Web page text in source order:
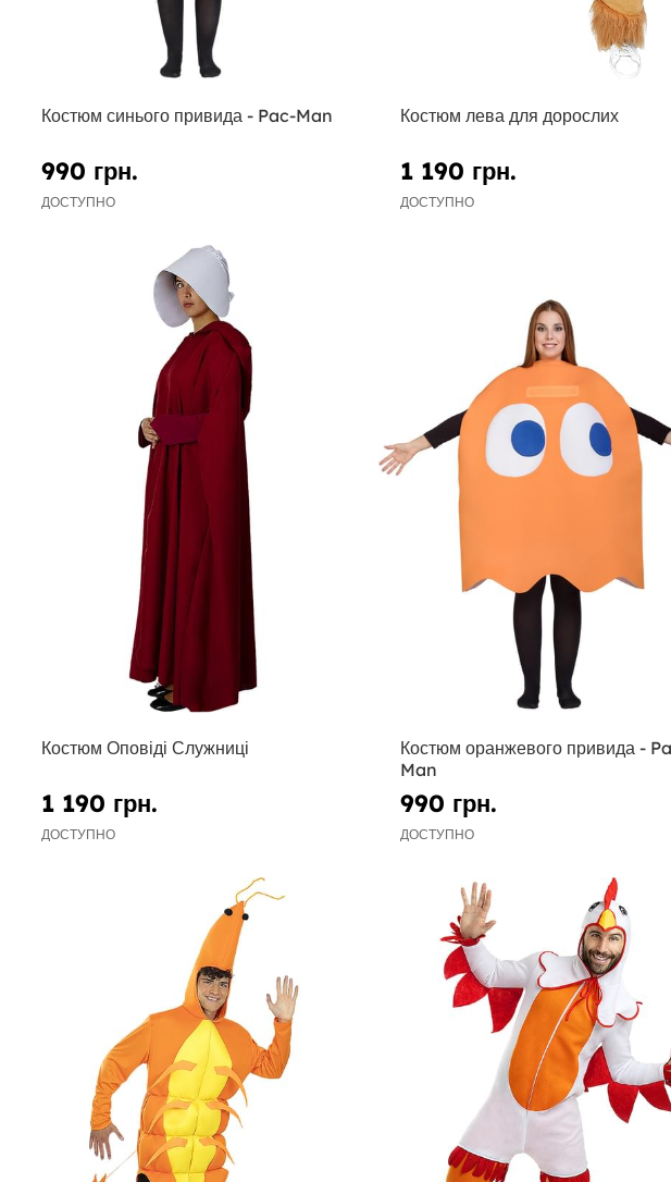
Костюм синього привида - Pac-Man
990 грн.
ДОСТУПНО
Костюм лева для дорослих
1 190 грн.
ДОСТУПНО
Костюм Оповіді Служниці
1 190 грн.
ДОСТУПНО
Костюм оранжевого привида -
Man
990 грн.
ДОСТУПНО